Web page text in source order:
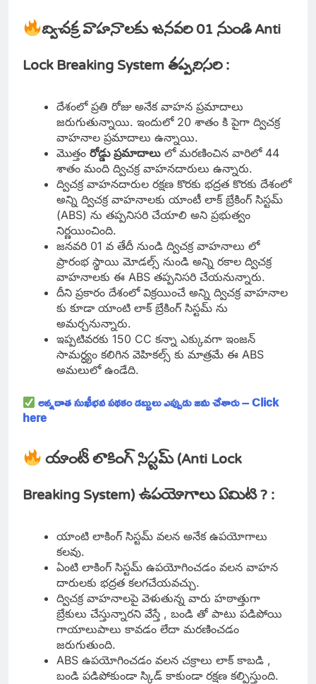
ద్విచక్ర వాహనాలకు జనవరి 01 నుండి Anti
Lock Breaking System తప్పనిసరి :
దేశంలో ప్రతి రోజు అనేక వాహన ప్రమాదాలు
జరుగుతున్నాయి. ఇందులో 20 శాతం కి పైగా ద్విచక్ర
వాహనాల ప్రమాదాలు ఉన్నాయి.
మొత్తం రోడ్డు ప్రమాదాలు లో మరణించిన వారిలో 44
శాతం మంది ద్విచక్ర వాహనదారులు ఉన్నారు.
ద్విచక్ర వాహనదారుల రక్షణ కొరకు భద్రత కొరకు దేశంలో
అన్ని ద్విచక్ర వాహనాలకు యాంటీ లాక్ బ్రేకింగ్ సిస్టమ్
(ABS) ను తప్పనిసరి చేయాలి అని ప్రభుత్వం
నిర్ణయించింది.
జనవరి 01 వ తేదీ నుండి ద్విచక్ర వాహనాలు లో
ప్రారంభ స్థాయి మోడల్స్ నుండి అన్ని రకాల ద్విచక్ర
వాహనాలకు ఈ ABS తప్పనిసరి చేయనున్నారు.
దీని ప్రకారం దేశంలో విక్రయించే అన్ని ద్విచక్ర వాహనాల
కు కూడా యాంటి లాక్ బ్రేకింగ్ సిస్టమ్ ను
అమర్చనున్నారు.
ఇప్పటివరకు 150 CC కన్నా ఎక్కువగా ఇంజన్
సామర్ధ్యం కలిగిన వెహికల్స్ కు మాత్రమే ఈ ABS
అమలులో ఉండేది.
అన్నదాత సుఖీభవ పథకం డబ్బులు ఎప్పుడు జమ చేశారు – Click
here
యాంటీ లాకింగ్ సిస్టమ్ (Anti Lock
Breaking System) ఉపయోగాలు ఏమిటి ? :
యాంటి లాకింగ్ సిస్టమ్ వలన అనేక ఉపయోగాలు
కలవు.
ఏంటి లాకింగ్ సిస్టమ్ ఉపయోగించడం వలన వాహన
దారులకు భద్రత కలగచేయవచ్చు.
ద్విచక్ర వాహనాలపై వెళుతున్న వారు హఠాత్తుగా
బ్రేకులు చేస్తున్నారని వేస్తే , బండి తో పాటు పడిపోయి
గాయాలుపాలు కావడం లేదా మరణించడం
జరుగుతుంది.
ABS ఉపయోగించడం వలన చక్రాలు లాక్ కాబడి ,
బండి పడిపోకుండా స్కిడ్ కాకుండా రక్షణ కల్పిస్తుంది.